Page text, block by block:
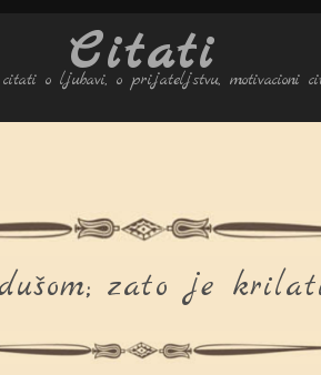
Citati
o ljubavi, o prijateljstvu, motivacioni
zato je